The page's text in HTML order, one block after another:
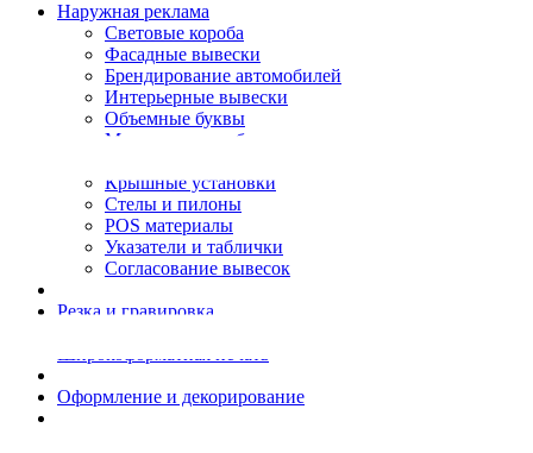
Наружная реклама
Световые короба
Фасадные вывески
Брендирование автомобилей
Интерьерные вывески
Объемные буквы
Металлические буквы
Крышные установки
Стелы и пилоны
POS материалы
Указатели и таблички
Согласование вывесок
Резка и гравировка
Оформление и декорирование